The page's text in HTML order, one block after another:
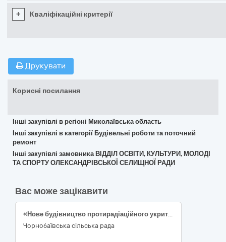
+ Кваліфікаційні критерії
Друкувати
Корисні посилання
Інші закупівлі в регіоні Миколаївська область
Інші закупівлі в категорії Будівельні роботи та поточний
ремонт
Інші закупівлі замовника ВІДДІЛ ОСВІТИ, КУЛЬТУРИ, МОЛОДІ
ТА СПОРТУ ОЛЕКСАНДРІВСЬКОЇ СЕЛИЩНОЇ РАДИ
Вас може зацікавити
«Нове будівництво протирадіаційного укриття Киселівської гімназії Чорнобаївської сільської ради Херсонського району Херсонської області за адресою: вул. Освітянська, 46а, с. Киселівка, Херсонський район, Херсонська область» (ДК 021:2015: 45210000-2 Будівництво будівель)
Чорнобаївська сільська рада